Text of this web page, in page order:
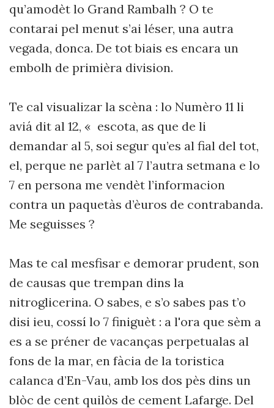
qu’amodèt lo Grand Rambalh ? O te
contarai pel menut s’ai léser, una autra
vegada, donca. De tot biais es encara un
embolh de primièra division.
Te cal visualizar la scèna : lo Numèro 11 li
aviá dit al 12, « escota, as que de li
demandar al 5, soi segur qu’es al fial del tot,
el, perque ne parlèt al 7 l’autra setmana e lo
7 en persona me vendèt l’informacion
contra un paquetàs d’èuros de contrabanda.
Me seguisses ?
Mas te cal mesfisar e demorar prudent, son
de causas que trempan dins la
nitroglicerina. O sabes, e s’o sabes pas t’o
disi ieu, cossí lo 7 finiguèt : a l'ora que sèm a
es a se préner de vacanças perpetualas al
fons de la mar, en fàcia de la toristica
calanca d’En-Vau, amb los dos pès dins un
blòc de cent quilòs de cement Lafarge. Del